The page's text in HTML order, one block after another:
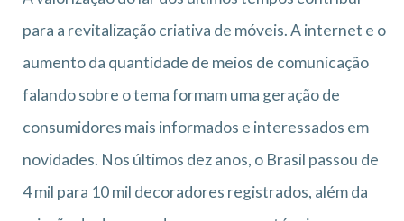
para a revitalização criativa de móveis. A internet e o
aumento da quantidade de meios de comunicação
falando sobre o tema formam uma geração de
consumidores mais informados e interessados em
novidades. Nos últimos dez anos, o Brasil passou de
4 mil para 10 mil decoradores registrados, além da